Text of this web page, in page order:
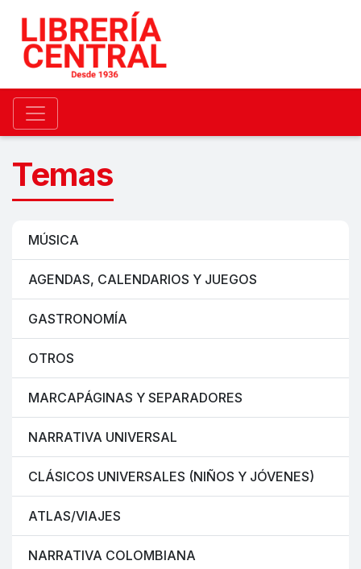
Temas
MÚSICA
AGENDAS, CALENDARIOS Y JUEGOS
GASTRONOMÍA
OTROS
MARCAPÁGINAS Y SEPARADORES
NARRATIVA UNIVERSAL
CLÁSICOS UNIVERSALES (NIÑOS Y JÓVENES)
ATLAS/VIAJES
NARRATIVA COLOMBIANA